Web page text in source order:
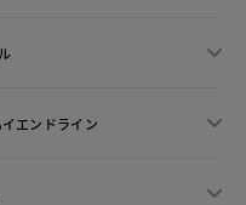
イエンドライン